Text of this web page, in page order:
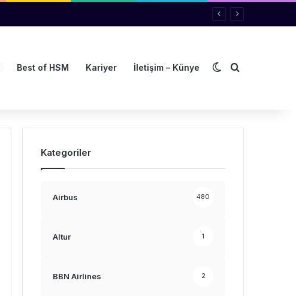
Best of HSM Kariyer İletişim – Künye Dış görünümü
Arama yap
Kategoriler
Airbus 480
Altur 1
BBN Airlines 2